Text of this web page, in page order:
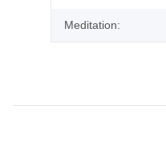
Meditation: